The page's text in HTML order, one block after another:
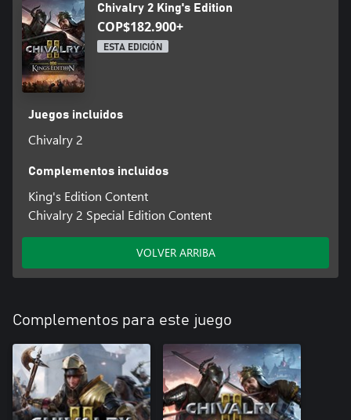
Chivalry 2 King's Edition
COP$182.900+
ESTA EDICIÓN
Juegos incluidos
Chivalry 2
Complementos incluidos
King's Edition Content
Chivalry 2 Special Edition Content
VOLVER ARRIBA
Complementos para este juego